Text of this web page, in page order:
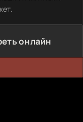
онлайн